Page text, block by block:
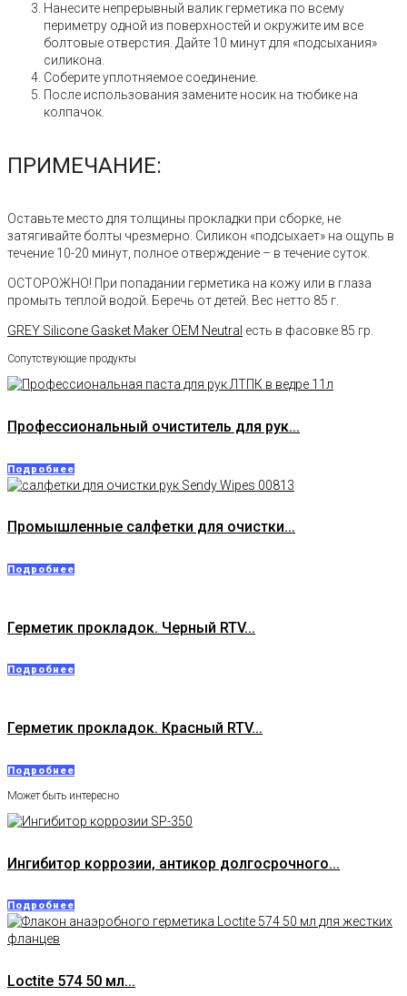
Нанесите непрерывный валик герметика по всему
периметру одной из поверхностей и окружите им все
болтовые отверстия. Дайте 10 минут для «подсыхания»
силикона.
Cоберите уплотняемое соединение.
После использования замените носик на тюбике на
колпачок.
ПРИМЕЧАНИЕ:
Оставьте место для толщины прокладки при сборке, не
затягивайте болты чрезмерно. Силикон «подсыхает» на ощупь в
течение 10-20 минут, полное отверждение – в течение суток.
ОСТОРОЖНО! При попадании герметика на кожу или в глаза
промыть теплой водой. Беречь от детей. Вес нетто 85 г.
GREY Silicone Gasket Maker OEM Neutral есть в фасовке 85 гр.
Сопутствующие продукты
Профессиональный очиститель для рук...
Подробнее
Промышленные салфетки для очистки...
Подробнее
Герметик прокладок. Черный RTV...
Подробнее
Герметик прокладок. Красный RTV...
Подробнее
Может быть интересно
Ингибитор коррозии, антикор долгосрочного...
Подробнее
Loctite 574 50 мл...